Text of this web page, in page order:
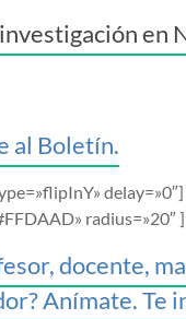
en
al Boletín.
radius=»20″ ]
docente,
Anímate. Te